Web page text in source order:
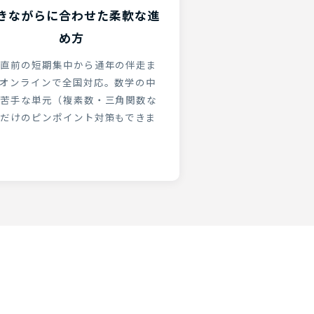
ながらに合わせた柔軟な進
め方
前の短期集中から通年の伴走ま
ンラインで全国対応。数学の中
手な単元（複素数・三角関数な
けのピンポイント対策もできま